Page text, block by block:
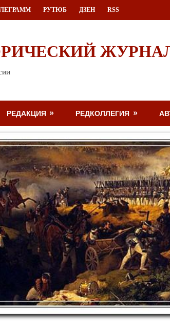
РУТЮБ ДЗЕН RSS
РЕДАКЦИЯ РЕДКОЛЛЕГИЯ